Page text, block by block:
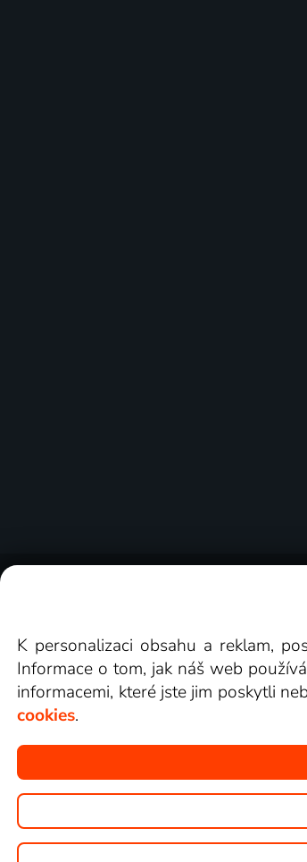
K personalizaci obsahu a reklam,
Informace o tom, jak náš web
informacemi, které jste jim poskytli
cookies.